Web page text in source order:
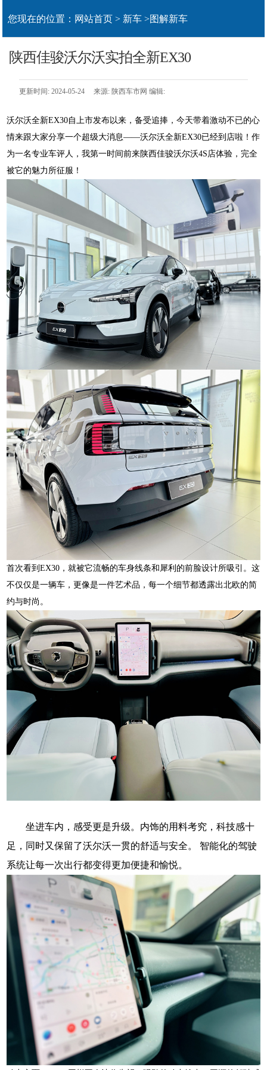
您现在的位置： 网站首页 > 新车 >图解新车
陕西佳骏沃尔沃实拍全新EX30
更新时间: 2024-05-24 来源: 陕西车市网 编辑:
沃尔沃全新EX30自上市发布以来，备受追捧，今天带着激动不已的心
情来跟大家分享一个超级大消息——沃尔沃全新EX30已经到店啦！作
为一名专业车评人，我第一时间前来陕西佳骏沃尔沃4S店体验，完全
被它的魅力所征服！
首次看到EX30，就被它流畅的车身线条和犀利的前脸设计所吸引。这
不仅仅是一辆车，更像是一件艺术品，每一个细节都透露出北欧的简
约与时尚。
坐进车内，感受更是升级。内饰的用料考究，科技感十
足，同时又保留了沃尔沃一贯的舒适与安全。 智能化的驾驶
系统让每一次出行都变得更加便捷和愉悦。